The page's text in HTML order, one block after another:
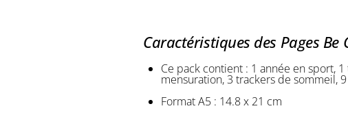
Caractéristiques des Pages Be
Ce pack contient : 1 année en sport,
mensuration, 3 trackers de sommeil,
Format A5 : 14.8 x 21 cm